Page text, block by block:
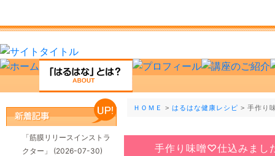
ＨＯＭＥ > はるはな健康レシピ > 手作り
手作り味噌♡仕込みまし
「筋膜リリースインストラ
クター」 (2026-07-30)